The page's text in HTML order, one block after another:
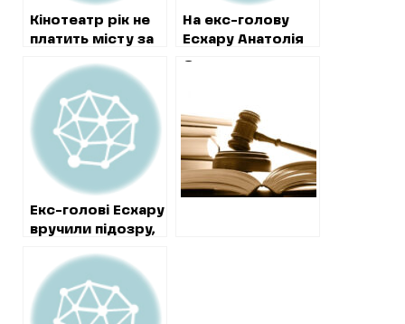
Кінотеатр рік не
платить місту за
суду
На екс-голову
Есхару Анатолія
Легкошерста
конфлікт
інтересів
Екс-голові Есхару
вручили підозру,
йому не загрожує
Суд затвердив
справі «ІНДІГО-
ГРУП»